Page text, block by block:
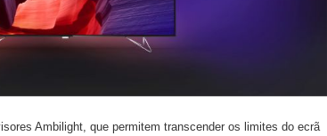
Ambilight, que permitem transcender os limites do ecrã